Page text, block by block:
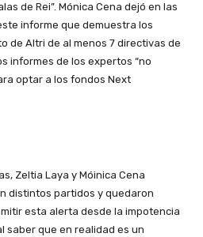
de Rei”. Mónica Cena dejó en las
informe que demuestra los
de Altri de al menos 7 directivas de
informes de los expertos “no
optar a los fondos Next
Zeltia Laya y Móinica Cena
distintos partidos y quedaron
esta alerta desde la impotencia
saber que en realidad es un